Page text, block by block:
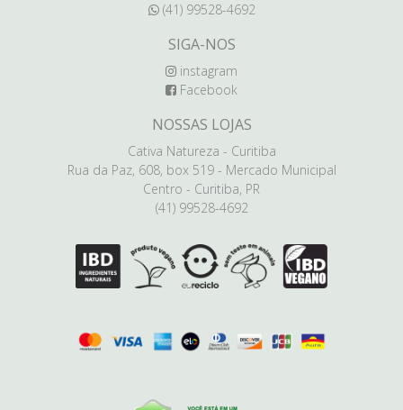
(41) 99528-4692
SIGA-NOS
instagram
Facebook
NOSSAS LOJAS
Cativa Natureza - Curitiba
Rua da Paz, 608, box 519 - Mercado Municipal
Centro - Curitiba, PR
(41) 99528-4692